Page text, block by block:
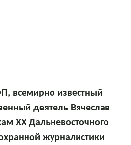
всемирно известный
деятель Вячеслав
XX Дальневосточного
журналистики